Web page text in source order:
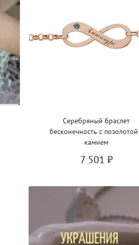
Серебряный браслет
бесконечность с
камнем
7 501 ₽